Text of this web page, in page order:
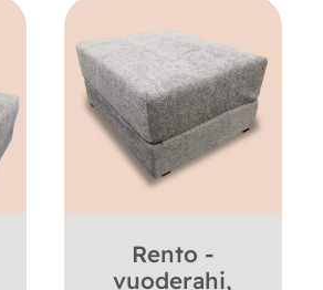
Rento -
vuoderahi,